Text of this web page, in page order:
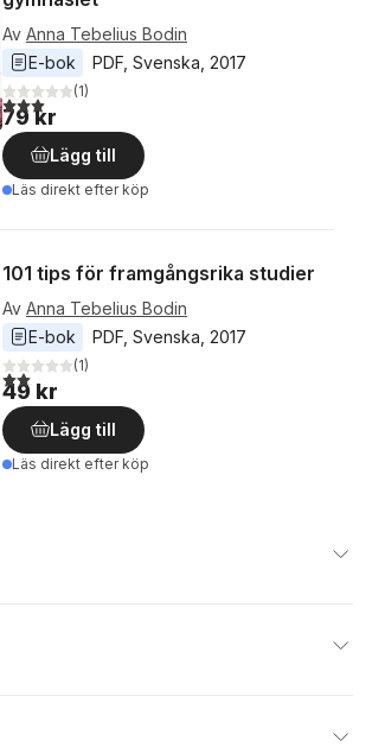
Av Anna Tebelius Bodin
E-bok
PDF Svenska 2017
3,0utav 5 stjärnor. Totalt antal röster:
(1)
79 kr
Lägg till
Läs direkt efter köp
101 tips för framgångsrika studier
Av Anna Tebelius Bodin
E-bok
PDF Svenska 2017
2,0utav 5 stjärnor. Totalt antal röster:
(1)
49 kr
Lägg till
Läs direkt efter köp